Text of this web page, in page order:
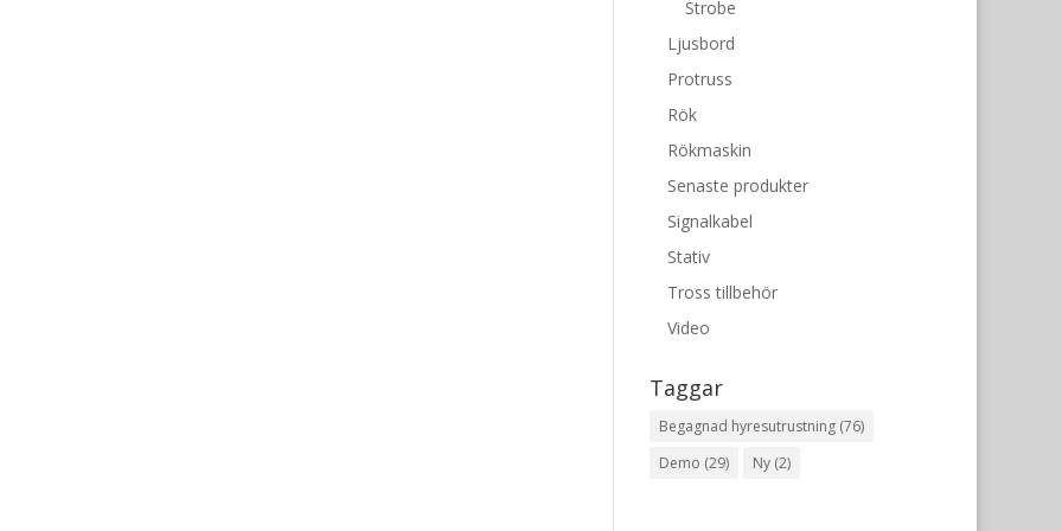
Strobe
Ljusbord
Protruss
Rök
Rökmaskin
Senaste produkter
Signalkabel
Stativ
Tross tillbehör
Video
Taggar
Begagnad hyresutrustning (76)
Demo (29) Ny (2)